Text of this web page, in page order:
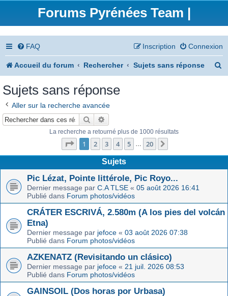
Forums Pyrénées Team |
FAQ Connexion
Inscription
Accueil du forum Rechercher Sujets sans réponse
Sujets sans réponse
Aller sur la recherche avancée
Rechercher
La recherche a retourné plus de 1000 résultats
Page 1sur20
1 2 3 4 5 … 20
Sujets
Pic Lézat, Pointe littérole, Pic Royo...
Dernier message par C.A TLSE « 05 août 2026 16:41
Publié dans Forum photos/vidéos
CRÁTER ESCRIVÁ, 2.580m (A los pies del volcán
Etna)
Dernier message par jefoce « 03 août 2026 07:38
Publié dans Forum photos/vidéos
AZKENATZ (Revisitando un clásico)
Dernier message par jefoce « 21 juil. 2026 08:53
Publié dans Forum photos/vidéos
GAINSOIL (Dos horas por Urbasa)